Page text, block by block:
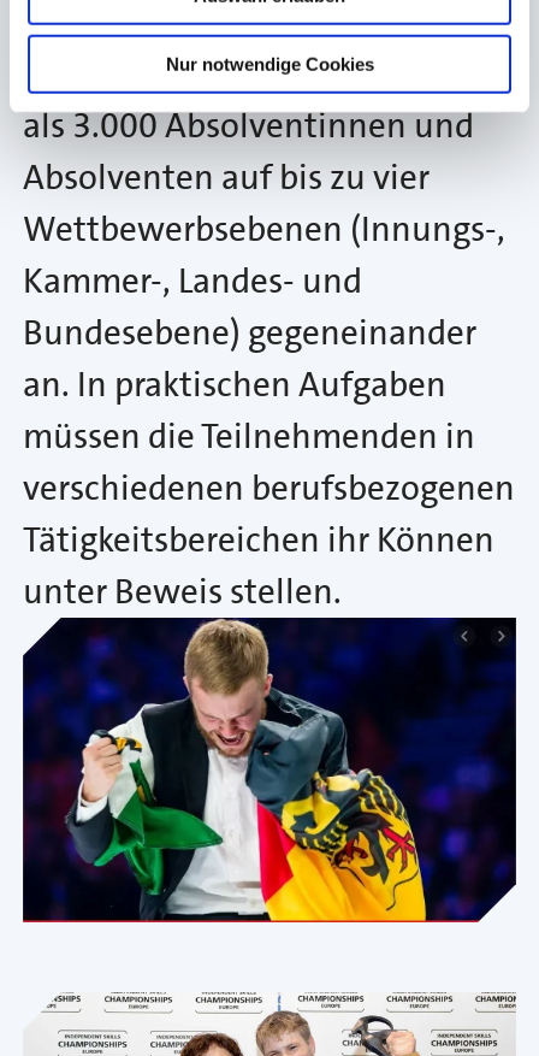
Nur notwendige Cookies
Berufsausbildung. In über 130
Handwerksberufen treten mehr
als 3.000 Absolventinnen und
Absolventen auf bis zu vier
Wettbewerbsebenen (Innungs-,
Kammer-, Landes- und
Bundesebene) gegeneinander
an. In praktischen Aufgaben
müssen die Teilnehmenden in
verschiedenen berufsbezogenen
Tätigkeitsbereichen ihr Können
unter Beweis stellen.